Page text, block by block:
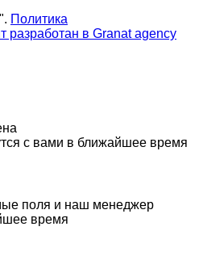
Политика
разработан в Granat agency
с вами в ближайшее время
поля и наш менеджер
время